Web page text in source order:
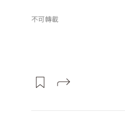
不可轉載